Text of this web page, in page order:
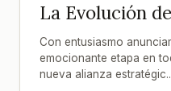
La Evolución
Con entusiasmo
emocionante etapa en
nueva alianza